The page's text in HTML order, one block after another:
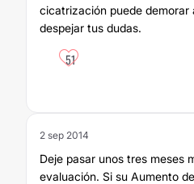
cicatrización puede demorar
despejar tus dudas.
51
2 sep 2014
Deje pasar unos tres meses
evaluación. Si su Aumento